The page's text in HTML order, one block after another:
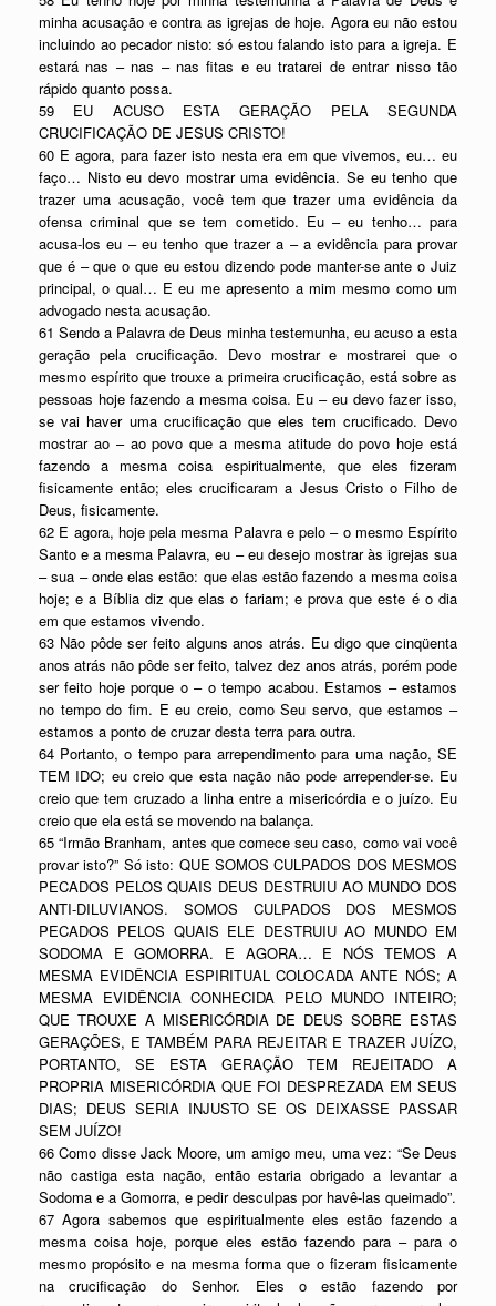
minha acusação e contra as igrejas de hoje. Agora eu não estou
incluindo ao pecador nisto: só estou falando isto para a igreja. E
estará nas – nas – nas fitas e eu tratarei de entrar nisso tão
rápido quanto possa.
59 EU ACUSO ESTA GERAÇÃO PELA SEGUNDA
CRUCIFICAÇÃO DE JESUS CRISTO!
60 E agora, para fazer isto nesta era em que vivemos, eu… eu
faço… Nisto eu devo mostrar uma evidência. Se eu tenho que
trazer uma acusação, você tem que trazer uma evidência da
ofensa criminal que se tem cometido. Eu – eu tenho… para
acusa-los eu – eu tenho que trazer a – a evidência para provar
que é – que o que eu estou dizendo pode manter-se ante o Juiz
principal, o qual… E eu me apresento a mim mesmo como um
advogado nesta acusação.
61 Sendo a Palavra de Deus minha testemunha, eu acuso a esta
geração pela crucificação. Devo mostrar e mostrarei que o
mesmo espírito que trouxe a primeira crucificação, está sobre as
pessoas hoje fazendo a mesma coisa. Eu – eu devo fazer isso,
se vai haver uma crucificação que eles tem crucificado. Devo
mostrar ao – ao povo que a mesma atitude do povo hoje está
fazendo a mesma coisa espiritualmente, que eles fizeram
fisicamente então; eles crucificaram a Jesus Cristo o Filho de
Deus, fisicamente.
62 E agora, hoje pela mesma Palavra e pelo – o mesmo Espírito
Santo e a mesma Palavra, eu – eu desejo mostrar às igrejas sua
– sua – onde elas estão: que elas estão fazendo a mesma coisa
hoje; e a Bíblia diz que elas o fariam; e prova que este é o dia
em que estamos vivendo.
63 Não pôde ser feito alguns anos atrás. Eu digo que cinqüenta
anos atrás não pôde ser feito, talvez dez anos atrás, porém pode
ser feito hoje porque o – o tempo acabou. Estamos – estamos
no tempo do fim. E eu creio, como Seu servo, que estamos –
estamos a ponto de cruzar desta terra para outra.
64 Portanto, o tempo para arrependimento para uma nação, SE
TEM IDO; eu creio que esta nação não pode arrepender-se. Eu
creio que tem cruzado a linha entre a misericórdia e o juízo. Eu
creio que ela está se movendo na balança.
65 “Irmão Branham, antes que comece seu caso, como vai você
provar isto?” Só isto: QUE SOMOS CULPADOS DOS MESMOS
PECADOS PELOS QUAIS DEUS DESTRUIU AO MUNDO DOS
ANTI-DILUVIANOS. SOMOS CULPADOS DOS MESMOS
PECADOS PELOS QUAIS ELE DESTRUIU AO MUNDO EM
SODOMA E GOMORRA. E AGORA… E NÓS TEMOS A
MESMA EVIDÊNCIA ESPIRITUAL COLOCADA ANTE NÓS; A
MESMA EVIDÊNCIA CONHECIDA PELO MUNDO INTEIRO;
QUE TROUXE A MISERICÓRDIA DE DEUS SOBRE ESTAS
GERAÇÕES, E TAMBÉM PARA REJEITAR E TRAZER JUÍZO,
PORTANTO, SE ESTA GERAÇÃO TEM REJEITADO A
PROPRIA MISERICÓRDIA QUE FOI DESPREZADA EM SEUS
DIAS; DEUS SERIA INJUSTO SE OS DEIXASSE PASSAR
SEM JUÍZO!
66 Como disse Jack Moore, um amigo meu, uma vez: “Se Deus
não castiga esta nação, então estaria obrigado a levantar a
Sodoma e a Gomorra, e pedir desculpas por havê-las queimado”.
67 Agora sabemos que espiritualmente eles estão fazendo a
mesma coisa hoje, porque eles estão fazendo para – para o
mesmo propósito e na mesma forma que o fizeram fisicamente
na crucificação do Senhor. Eles o estão fazendo por